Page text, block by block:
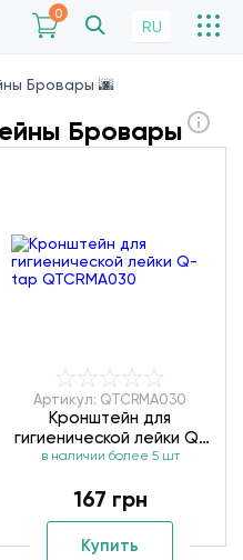
0
RU
Бровары 🌆
Бровары
Артикул: QTCRMA030
Кронштейн для
гигиенической лейки Q-
tap QTCRMA030
в наличии более 5 шт
167 грн
Купить